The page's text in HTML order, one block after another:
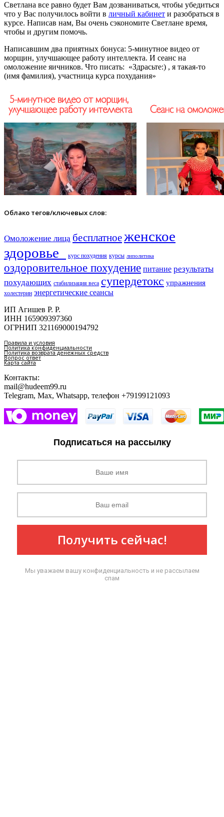
Светлана все равно будет Вам дозваниваться, чтобы убедиться
что у Вас получилось войти в личный кабинет и разобраться в
курсе. Написав нам, Вы очень сэкономите Светлане время,
чтобы и другим помочь.
Написавшим два приятных бонуса: 5-минутное видео от
морщин, улучшающее работу интеллекта. И сеанс на
омоложение яичников. Что писать: «Здрасьте:) , я такая-то
(имя фамилия), участница курса похудания»
Облако тегов/ключевых слов:
Омоложение лица бесплатноеженское
здоровье​
курс похудения курсы липолитика
оздоровительное похудение питание результаты
похудающих стабилизация веса супердетокс упражнения
холестерин энергетические сеансы
ИП Агишев Р. Р.
ИНН 165909397360
ОГРНИП 321169000194792
Правила и условия
Политика конфиденциальности
Политика возврата денежных средств
Вопрос ответ
Карта сайта
Контакты:
mail@hudeem99.ru
Telegram, Max, Whatsapp, телефон +79199121093
Подписаться на рассылку
Получить сейчас!
Мы уважаем вашу конфиденциальность и не рассылаем
спам